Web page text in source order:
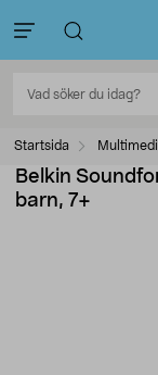
Startsida
Belkin
barn, 7+